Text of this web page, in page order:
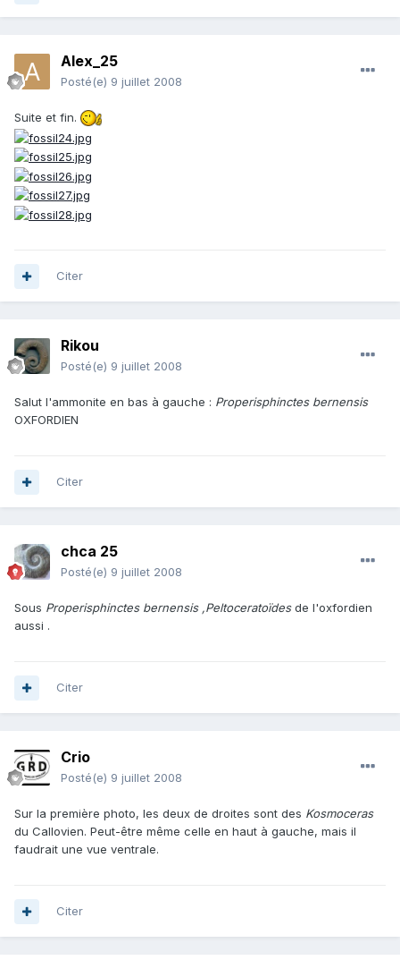
Alex_25
Posté(e) 9 juillet 2008
Suite et fin.
Citer
Rikou
Posté(e) 9 juillet 2008
Salut l'ammonite en bas à gauche : Properisphinctes bernensis
OXFORDIEN
Citer
chca 25
Posté(e) 9 juillet 2008
Sous Properisphinctes bernensis ,Peltoceratoïdesde l'oxfordien
aussi .
Citer
Crio
Posté(e) 9 juillet 2008
Sur la première photo, les deux de droites sont des Kosmoceras
du Callovien. Peut-être même celle en haut à gauche, mais il
faudrait une vue ventrale.
Citer